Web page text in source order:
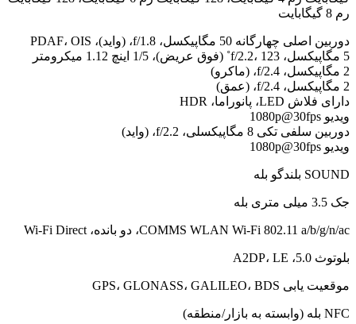
رم 8 گیگابایت
دوربین اصلی چهارگانه 50 مگاپیکسل، f/1.8، (واید)، PDAF، OIS
5 مگاپیکسل، f/2.2، 123˚ (فوق عریض)، 1/5 اینچ 1.12 میکرومتر
2 مگاپیکسل، f/2.4، (ماکرو)
2 مگاپیکسل، f/2.4، (عمق)
دارای فلاش LED، پانوراما، HDR
ویدیو 1080p@30fps
دوربین سلفی تکی 8 مگاپیکسلی، f/2.2، (واید)
ویدیو 1080p@30fps
SOUND بلندگو بله
جک 3.5 میلی متری بله
COMMS WLAN Wi-Fi 802.11 a/b/g/n/ac، دو بانده، Wi-Fi Direct
بلوتوث 5.0، A2DP، LE
موقعیت یابی GPS، GLONASS، GALILEO، BDS
NFC بله (وابسته به بازار/منطقه)